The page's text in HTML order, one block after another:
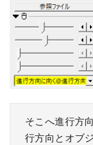
そこへ進行方
行方向とオブ